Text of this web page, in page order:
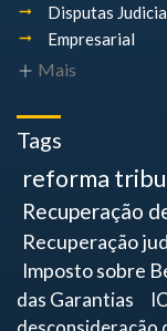
Disputas
Empresarial
Mais
Tags
reforma
Recuperação
Recuperação
Imposto sobre
das Garantias